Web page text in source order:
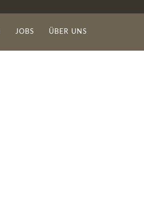
JOBS ÜBER UNS